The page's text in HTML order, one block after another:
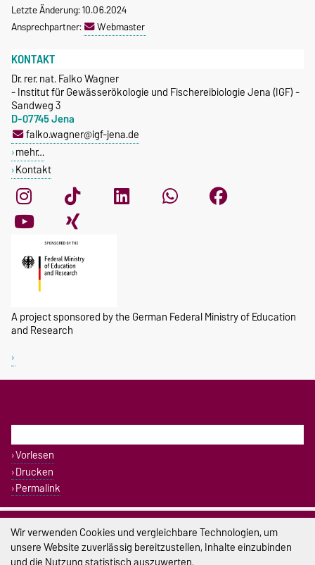
Letzte Änderung: 10.06.2024
Ansprechpartner:
Webmaster
A project sponsored by the German Federal Ministry of Education
and Research
KONTAKT
Dr. rer. nat. Falko Wagner
- Institut für Gewässerökologie und Fischereibiologie Jena (IGF) -
Sandweg 3
D-07745 Jena
falko.wagner@igf-jena.de
mehr…
Kontakt
Vorlesen
Drucken
Permalink
Impressum
Datenschutz
Wir verwenden Cookies und vergleichbare Technologien, um
unsere Website zuverlässig bereitzustellen, Inhalte einzubinden